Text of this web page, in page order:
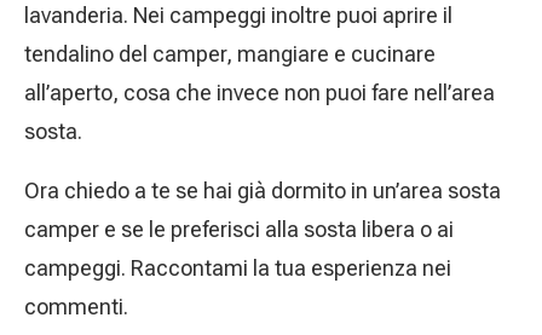
lavanderia. Nei campeggi inoltre puoi aprire il
tendalino del camper, mangiare e cucinare
all’aperto, cosa che invece non puoi fare nell’area
sosta.
Ora chiedo a te se hai già dormito in un’area sosta
camper e se le preferisci alla sosta libera o ai
campeggi. Raccontami la tua esperienza nei
commenti.